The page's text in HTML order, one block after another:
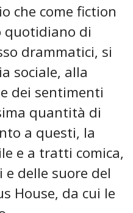
che come fiction
quotidiano di
drammatici, si
sociale, alla
dei sentimenti
quantità di
a questi, la
e a tratti comica,
delle suore del
House, da cui le